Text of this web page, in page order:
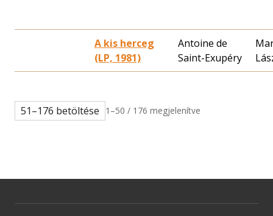
A kis herceg
(LP, 1981)
Antoine de
Saint-Exupéry
51–176 betöltése 1–50 / 176 megjelenítve